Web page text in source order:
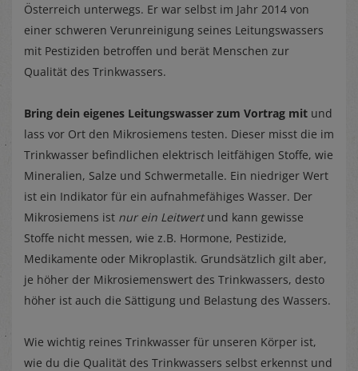
Österreich unterwegs. Er war selbst im Jahr 2014 von
einer schweren Verunreinigung seines Leitungswassers
mit Pestiziden betroffen und berät Menschen zur
Qualität des Trinkwassers.
Bring dein eigenes Leitungswasser zum Vortrag mit und
lass vor Ort den Mikrosiemens testen. Dieser misst die im
Trinkwasser befindlichen elektrisch leitfähigen Stoffe, wie
Mineralien, Salze und Schwermetalle. Ein niedriger Wert
ist ein Indikator für ein aufnahmefähiges Wasser. Der
Mikrosiemens ist nur ein Leitwertund kann gewisse
Stoffe nicht messen, wie z.B. Hormone, Pestizide,
Medikamente oder Mikroplastik. Grundsätzlich gilt aber,
je höher der Mikrosiemenswert des Trinkwassers, desto
höher ist auch die Sättigung und Belastung des Wassers.
Wie wichtig reines Trinkwasser für unseren Körper ist,
wie du die Qualität des Trinkwassers selbst erkennst und